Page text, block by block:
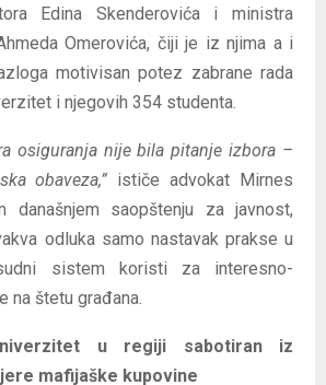
Edina Skenderovića i ministra
Omerovića, čiji je iz njima a i
motivisan potez zabrane rada
i njegovih 354 studenta.
osiguranja nije bila pitanje izbora –
obaveza,” ističe advokat Mirnes
današnjem saopštenju za javnost,
odluka samo nastavak prakse u
sistem koristi za interesno-
na štetu građana.
u regiji sabotiran iz
mafijaške kupovine